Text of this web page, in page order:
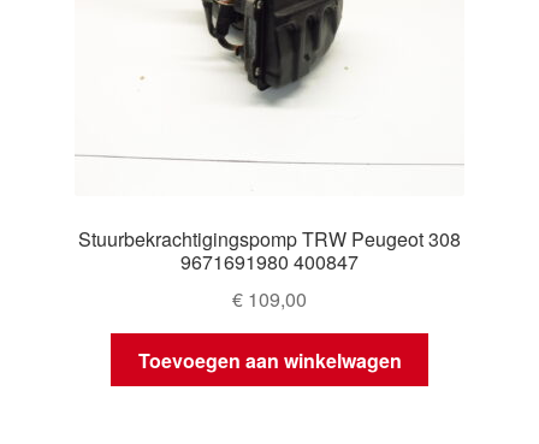
Stuurbekrachtigingspomp TRW Peugeot 308
9671691980 400847
€ 109,00
Toevoegen aan winkelwagen